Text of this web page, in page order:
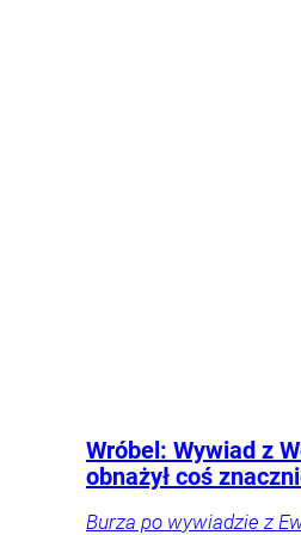
Wróbel: Wywiad z
obnażył coś
Burza po wywiadzie z